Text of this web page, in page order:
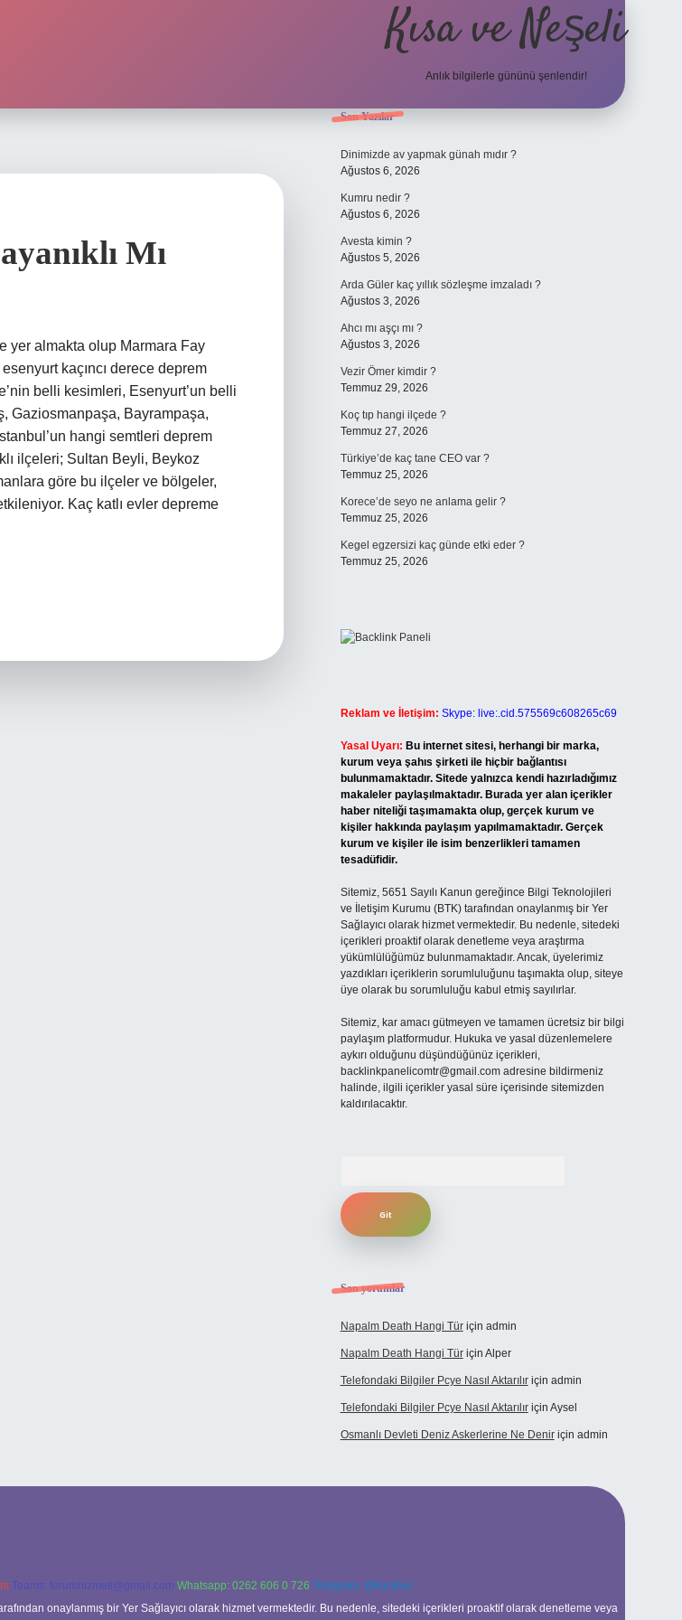
Kısa ve Neşeli
Anlık bilgilerle gününü şenlendir!
Mı
yer almakta olup Marmara Fay
kaçıncı derece deprem
belli kesimleri, Esenyurt’un belli
Gaziosmanpaşa, Bayrampaşa,
hangi semtleri deprem
ilçeleri; Sultan Beyli, Beykoz
göre bu ilçeler ve bölgeler,
Kaç katlı evler depreme
Sidebar
Son Yazılar
Dinimizde av yapmak günah mıdır ?
Ağustos 6, 2026
Kumru nedir ?
Ağustos 6, 2026
Avesta kimin ?
Ağustos 5, 2026
Arda Güler kaç yıllık sözleşme imzaladı ?
Ağustos 3, 2026
Ahcı mı aşçı mı ?
Ağustos 3, 2026
Vezir Ömer kimdir ?
Temmuz 29, 2026
Koç tıp hangi ilçede ?
Temmuz 27, 2026
Türkiye’de kaç tane CEO var ?
Temmuz 25, 2026
Korece’de seyo ne anlama gelir ?
Temmuz 25, 2026
Kegel egzersizi kaç günde etki eder ?
Temmuz 25, 2026
Reklam ve İletişim: Skype: live:.cid.575569c608265c69
Yasal Uyarı: Bu internet sitesi, herhangi bir marka,
kurum veya şahıs şirketi ile hiçbir bağlantısı
bulunmamaktadır. Sitede yalnızca kendi hazırladığımız
makaleler paylaşılmaktadır. Burada yer alan içerikler
haber niteliği taşımamakta olup, gerçek kurum ve
kişiler hakkında paylaşım yapılmamaktadır. Gerçek
kurum ve kişiler ile isim benzerlikleri tamamen
tesadüfidir.
Sitemiz, 5651 Sayılı Kanun gereğince Bilgi Teknolojileri
ve İletişim Kurumu (BTK) tarafından onaylanmış bir Yer
Sağlayıcı olarak hizmet vermektedir. Bu nedenle, sitedeki
içerikleri proaktif olarak denetleme veya araştırma
yükümlülüğümüz bulunmamaktadır. Ancak, üyelerimiz
yazdıkları içeriklerin sorumluluğunu taşımakta olup, siteye
üye olarak bu sorumluluğu kabul etmiş sayılırlar.
Sitemiz, kar amacı gütmeyen ve tamamen ücretsiz bir bilgi
paylaşım platformudur. Hukuka ve yasal düzenlemelere
aykırı olduğunu düşündüğünüz içerikleri,
backlinkpanelicomtr@gmail.comadresine bildirmeniz
halinde, ilgili içerikler yasal süre içerisinde sitemizden
kaldırılacaktır.
Son yorumlar
Napalm Death Hangi Türiçin admin
Napalm Death Hangi Türiçin Alper
Telefondaki Bilgiler Pcye Nasıl Aktarılıriçin admin
Telefondaki Bilgiler Pcye Nasıl Aktarılıriçin Aysel
Osmanlı Devleti Deniz Askerlerine Ne Deniriçin admin
Teams: forumhizmeti@gmail.com Whatsapp: 0262 606 0 726 Telegram: @karabul
onaylanmış bir Yer Sağlayıcı olarak hizmet vermektedir. Bu nedenle, sitedeki içerikleri proaktif olarak denetleme veya